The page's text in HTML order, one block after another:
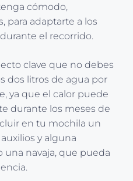
cómodo,
para adaptarte a los
el recorrido.
clave que no debes
dos litros de agua por
ya que el calor puede
durante los meses de
en tu mochila un
y alguna
una navaja, que pueda